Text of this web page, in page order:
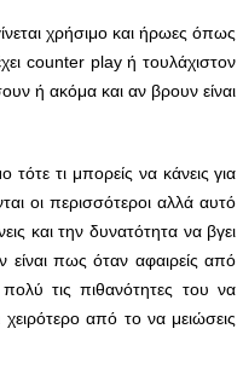
χρήσιμο και ήρωες όπως
counter play ή τουλάχιστον
ή ακόμα και αν βρουν είναι
τι μπορείς να κάνεις για
οι περισσότεροι αλλά αυτό
και την δυνατότητα να βγει
πως όταν αφαιρείς από
τις πιθανότητες του να
από το να μειώσεις